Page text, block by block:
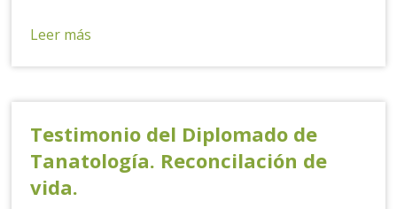
Leer más
Testimonio del Diplomado de
Tanatología. Reconcilación de
vida.